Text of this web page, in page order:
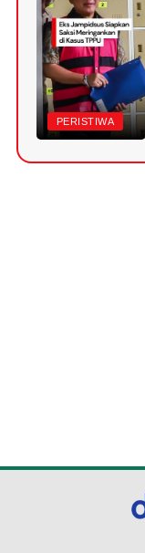
PERISTIWA